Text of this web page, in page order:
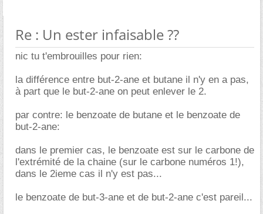
Re : Un ester infaisable ??
nic tu t'embrouilles pour rien:
la différence entre but-2-ane et butane il n'y en a pas,
à part que le but-2-ane on peut enlever le 2.
par contre: le benzoate de butane et le benzoate de
but-2-ane:
dans le premier cas, le benzoate est sur le carbone de
l'extrémité de la chaine (sur le carbone numéros 1!),
dans le 2ieme cas il n'y est pas...
le benzoate de but-3-ane et de but-2-ane c'est pareil...